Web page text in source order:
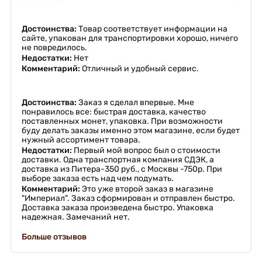
Достоинства: Товар соответствует информации на
сайте, упакован для транспортировки хорошо, ничего
не повредилось.
Недостатки: Нет
Комментарий: Отличный и удобный сервис.
Достоинства: Заказ я сделал впервые. Мне
понравилось все: быстрая доставка, качество
поставленных монет, упаковка. При возможности
буду делать заказы именно этом магазине, если будет
нужный ассортимент товара.
Недостатки: Первый мой вопрос был о стоимости
доставки. Одна транспортная компания СДЭК, а
доставка из Питера-350 руб., с Москвы -750р. При
выборе заказа есть над чем подумать.
Комментарий: Это уже второй заказ в магазине
"Империал". Заказ сформирован и отправлен быстро.
Доставка заказа произведена быстро. Упаковка
надежная. Замечаний нет.
Больше отзывов